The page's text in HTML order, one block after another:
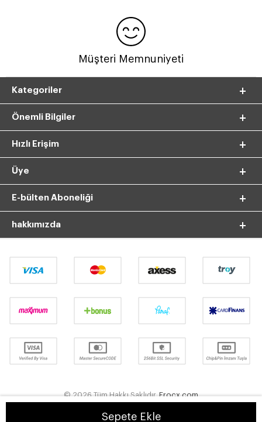
Sepete Ekle
Müşteri Memnuniyeti
Kategoriler
Önemli Bilgiler
Hızlı Erişim
Üye
E-bülten Aboneliği
hakkımızda
© 2026 Tüm Hakkı Saklıdır.Frocx.com